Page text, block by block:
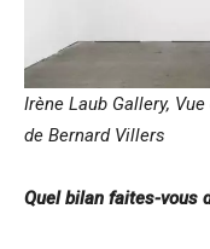
Irène Laub Gallery,
de Bernard Villers
Quel bilan faites-vous